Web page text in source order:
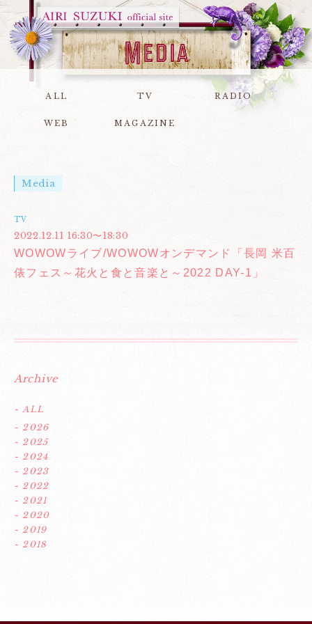
ALL TV RADIO
WEB MAGAZINE
Media
TV
2022.12.11 16:30〜18:30
WOWOWライブ/WOWOWオンデマンド「長岡 米百
俵フェス～花火と食と音楽と～2022 DAY-1」
Archive
- ALL
- 2026
- 2025
- 2024
- 2023
- 2022
- 2021
- 2020
- 2019
- 2018